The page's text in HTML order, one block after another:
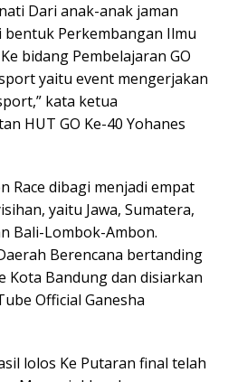
Dari anak-anak jaman
bentuk Perkembangan Ilmu
bidang Pembelajaran GO
yaitu event mengerjakan
kata ketua
HUT GO Ke-40 Yohanes
Race dibagi menjadi empat
yaitu Jawa, Sumatera,
Bali-Lombok-Ambon.
Berencana bertanding
Kota Bandung dan disiarkan
Official Ganesha
lolos Ke Putaran final telah